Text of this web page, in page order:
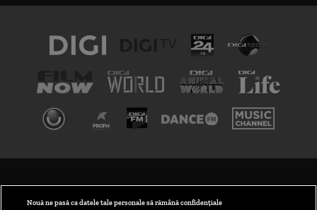
Nouă ne pasă ca datele tale personale să rămână confidențiale